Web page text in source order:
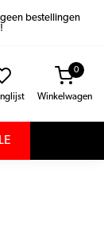
bestellingen
Winkelwagen
0